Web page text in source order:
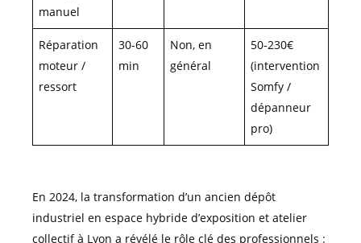
manuel
Réparation
moteur /
ressort
30-60
min
Non, en
général
50-230€
(intervention
Somfy /
dépanneur
pro)
En 2024, la transformation d’un ancien dépôt
industriel en espace hybride d’exposition et atelier
collectif à Lyon a révélé le rôle clé des professionnels :